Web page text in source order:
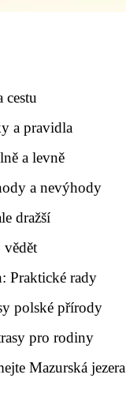
a pravidla
a levně
a nevýhody
dražší
vědět
Praktické rady
polské přírody
pro rodiny
Mazurská jezera